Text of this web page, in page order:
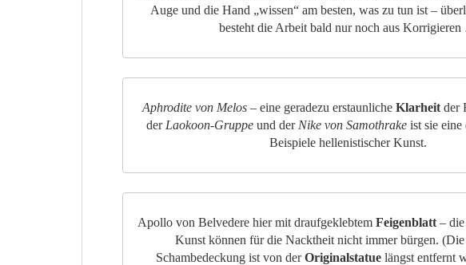
Auge und die Hand „wissen“ am besten, was zu tun ist –
besteht die Arbeit bald nur noch aus
Aphrodite von Melos– eine geradezu erstaunliche Klarheitder
der Laokoon-Gruppe und der Nike von Samothrake ist sie eine
Beispiele hellenistischer Kunst.
Apollo von Belvedere hier mit draufgeklebtem Feigenblatt –
Kunst können für die Nacktheit nicht immer bürgen.
Schambedeckungist von derOriginalstatuelängst entfernt